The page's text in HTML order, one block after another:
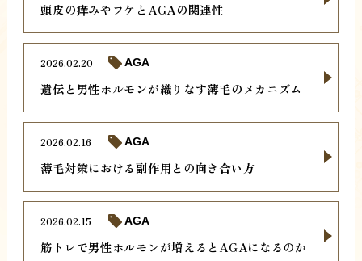
頭皮の痒みやフケとAGAの関連性
遺伝と男性ホルモンが織りなす薄毛のメカニズム
2026.02.20 AGA
薄毛対策における副作用との向き合い方
2026.02.16 AGA
筋トレで男性ホルモンが増えるとAGAになるのか
2026.02.15 AGA